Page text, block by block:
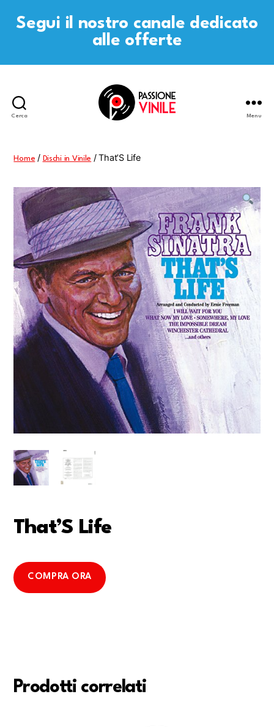
Segui il nostro canale dedicato
alle offerte
Cerca Menu
Home / Dischi in Vinile / That’S Life
That’S Life
COMPRA ORA
Prodotti correlati